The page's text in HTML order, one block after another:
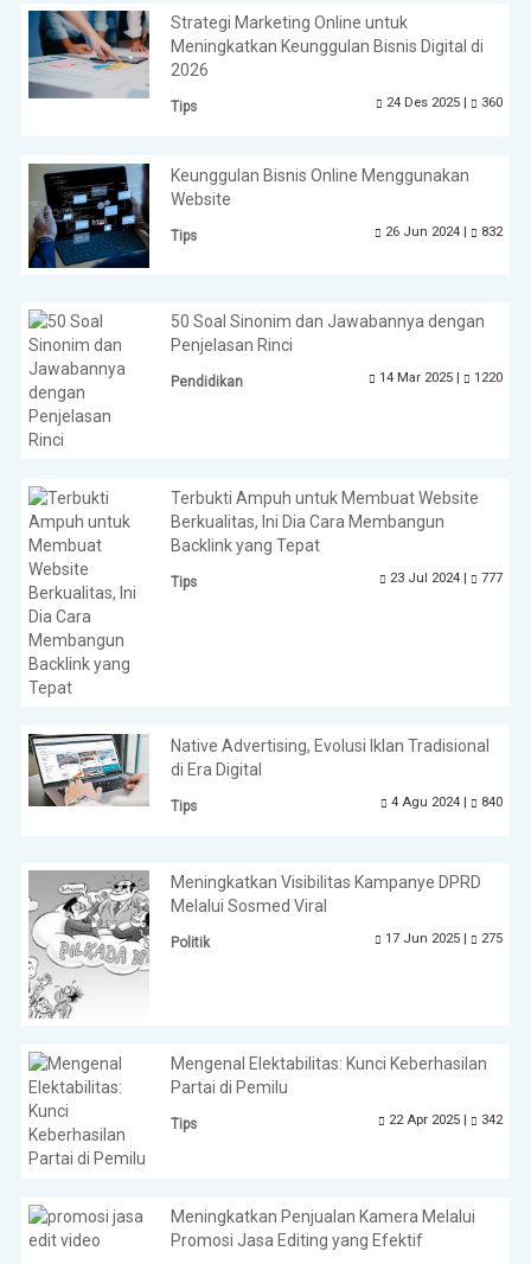
Strategi Marketing Online untuk
Meningkatkan Keunggulan Bisnis Digital di
2026
Tips 24 Des 2025 | 360
Keunggulan Bisnis Online Menggunakan
Website
Tips 26 Jun 2024 | 832
50 Soal Sinonim dan Jawabannya dengan
Penjelasan Rinci
Pendidikan 14 Mar 2025 | 1220
Terbukti Ampuh untuk Membuat Website
Berkualitas, Ini Dia Cara Membangun
Backlink yang Tepat
Tips 23 Jul 2024 | 777
Native Advertising, Evolusi Iklan Tradisional
di Era Digital
Tips 4 Agu 2024 | 840
Meningkatkan Visibilitas Kampanye DPRD
Melalui Sosmed Viral
Politik 17 Jun 2025 | 275
Mengenal Elektabilitas: Kunci Keberhasilan
Partai di Pemilu
Tips 22 Apr 2025 | 342
Meningkatkan Penjualan Kamera Melalui
Promosi Jasa Editing yang Efektif